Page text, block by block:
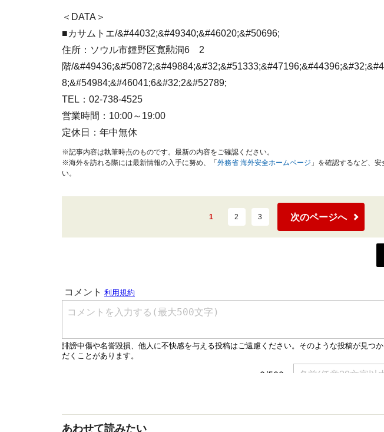
＜DATA＞
■カサムトエ/&#44032;&#49340;&#46020;&#50696;
住所：ソウル市鍾野区寛勲洞6 2
階/
8;&#54984;&#46041;6&#32;2&#52789;
TEL：02-738-4525
営業時間：10:00～19:00
定休日：年中無休
※記事内容は執筆時点のものです。最新の内容をご確認ください。
※海外を訪れる際には最新情報の入手に努め、「 外務省 海外安全ホームページ 」を確認するなど、
い。
1 2 3 次のページへ
あわせて読みたい